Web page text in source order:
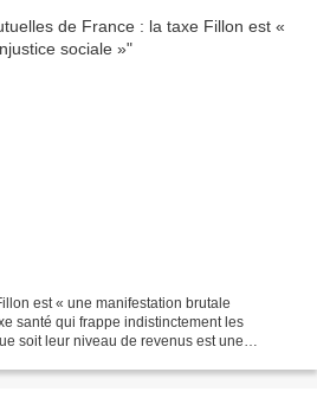
est « une manifestation brutale
santé qui frappe indistinctement les
soit leur niveau de revenus est une